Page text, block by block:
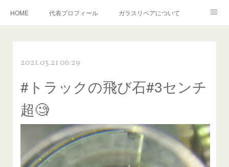
HOME 代表プロフィール ガラスリペアについて
飛び石施工料金について
当店へのアクセス 建築ガラスキズ取り・研磨・磨き
【プロ使用】フッ素系ガラストリートメント『アクアペル』
欧州車モールの白サビやシミを落とす！
instagram記事 ガラスリペア施工価格
飛び石ひび割れでヒビ先が伸びた場合は？
2021.03.21 06:29
#トラックの飛び石#3センチ
超🧐